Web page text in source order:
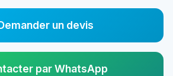
un devis
par WhatsApp